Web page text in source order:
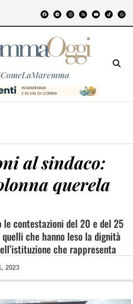
ComeLaMaremma
al sindaco:
querela
le contestazioni del 20 e del 25
che hanno leso la dignità
che rappresenta
2023